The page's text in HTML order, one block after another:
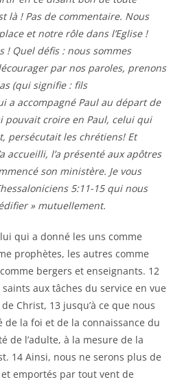
là ! Pas de commentaire. Nous
et notre rôle dans l’Eglise !
! Quel défis : nous sommes
par nos paroles, prenons
(qui signifie : fils
a accompagné Paul au départ de
pouvait croire en Paul, celui qui
persécutait les chrétiens! Et
accueilli, l’a présenté aux apôtres
son ministère. Je vous
5:11-15 qui nous
» mutuellement.
lui qui a donné les uns comme
prophètes, les autres comme
bergers et enseignants. 12
aux tâches du service en vue
Christ, 13 jusqu’à ce que nous
de la foi et de la connaissance du
de l’adulte, à la mesure de la
14 Ainsi, nous ne serons plus de
emportés par tout vent de